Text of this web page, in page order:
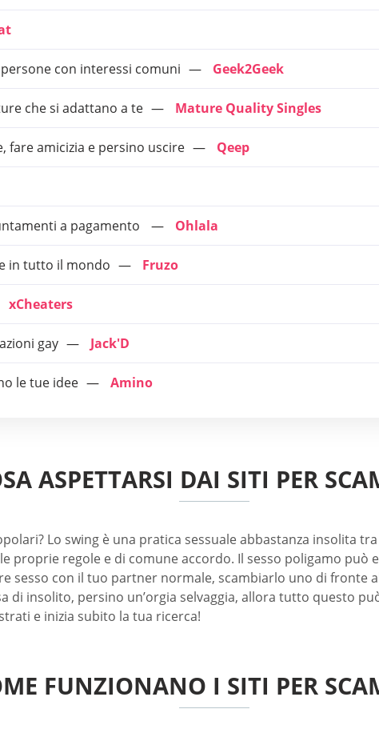
con interessi comuni Geek2Geek
che si adattano a te Mature Quality Singles
fare amicizia e persino uscire Qeep
a pagamento Ohlala
in tutto il mondo Fruzo
xCheaters
gay Jack'D
le tue idee Amino
ASPETTARSI DAI SITI PER
Lo swing è una pratica sessuale abbastanza insolita
proprie regole e di comune accordo. Il sesso poligamo
sesso con il tuo partner normale, scambiarlo uno di fronte
insolito, persino un’orgia selvaggia, allora tutto questo
e inizia subito la tua ricerca!
FUNZIONANO I SITI PER